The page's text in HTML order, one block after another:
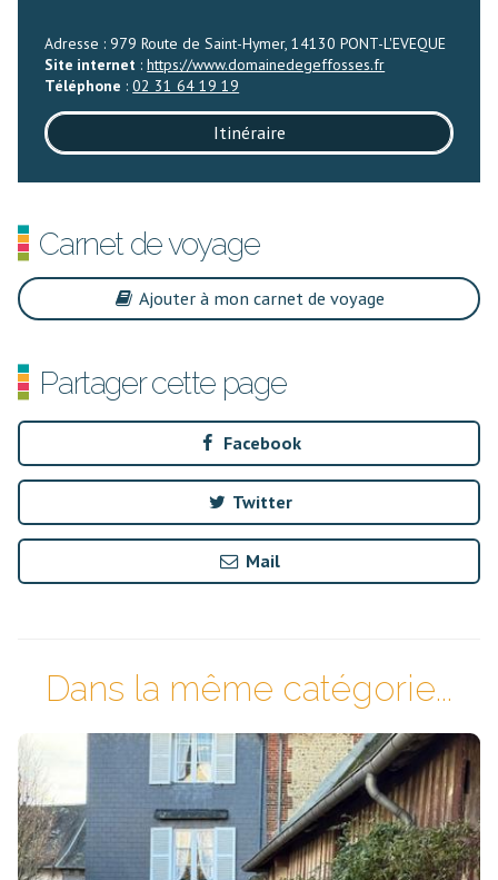
Adresse : 979 Route de Saint-Hymer, 14130 PONT-L'EVEQUE
Site internet :https://www.domainedegeffosses.fr
Téléphone :02 31 64 19 19
Itinéraire
Carnet de voyage
Ajouter à mon carnet de voyage
Partager cette page
Facebook
Twitter
Mail
Dans la même catégorie...